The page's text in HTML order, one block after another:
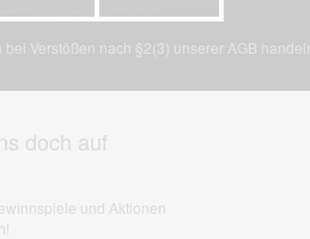
Verstößen nach §2(3) unserer AGB handeln.
doch auf
und Aktionen